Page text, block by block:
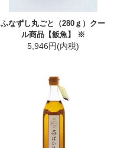
ふなずし丸ごと（280ｇ）クー
ル商品【飯魚】 ※
5,946円(内税)